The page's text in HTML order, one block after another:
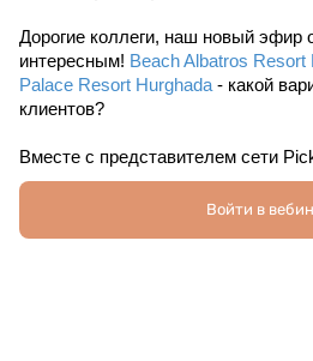
Дорогие коллеги, наш новый эфир
интересным! Beach Albatros Resort
Palace Resort Hurghada - какой
клиентов?
Вместе с представителем сети
разберем:
Войти в